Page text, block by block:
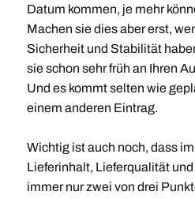
Datum kommen, je mehr
Machen sie dies aber erst,
Sicherheit und Stabilität
sie schon sehr früh an Ihren
Und es kommt selten wie
einem anderen Eintrag.
Wichtig ist auch noch, dass
Lieferinhalt, Lieferqualität
immer nur zwei von drei